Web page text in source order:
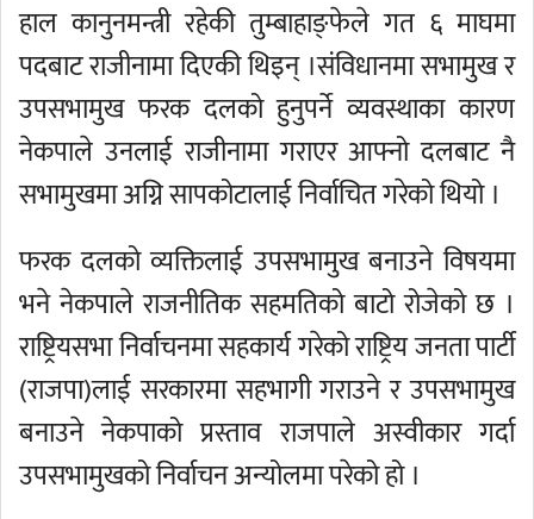
हाल कानुनमन्त्री रहेकी तुम्बाहाङ्फेले गत ६ माघमा
पदबाट राजीनामा दिएकी थिइन् ।संविधानमा सभामुख र
उपसभामुख फरक दलको हुनुपर्ने व्यवस्थाका कारण
नेकपाले उनलाई राजीनामा गराएर आफ्नो दलबाट नै
सभामुखमा अग्नि सापकोटालाई निर्वाचित गरेको थियो ।
फरक दलको व्यक्तिलाई उपसभामुख बनाउने विषयमा
भने नेकपाले राजनीतिक सहमतिको बाटो रोजेको छ ।
राष्ट्रियसभा निर्वाचनमा सहकार्य गरेको राष्ट्रिय जनता पार्टी
(राजपा)लाई सरकारमा सहभागी गराउने र उपसभामुख
बनाउने नेकपाको प्रस्ताव राजपाले अस्वीकार गर्दा
उपसभामुखको निर्वाचन अन्योलमा परेको हो ।